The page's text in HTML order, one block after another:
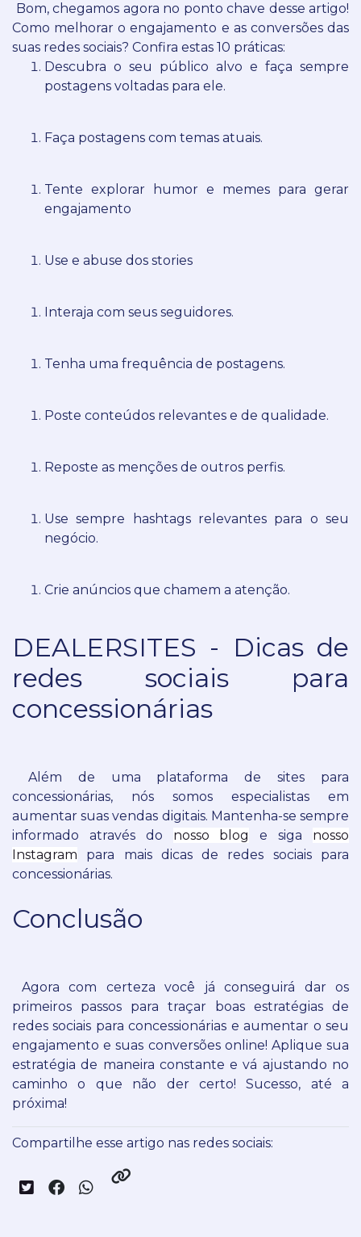
Bom, chegamos agora no ponto chave desse artigo!
Como melhorar o engajamento e as conversões das
suas redes sociais? Confira estas 10 práticas:
Descubra o seu público alvo e faça sempre
postagens voltadas para ele.
Faça postagens com temas atuais.
Tente explorar humor e memes para gerar
engajamento
Use e abuse dos stories
Interaja com seus seguidores.
Tenha uma frequência de postagens.
Poste conteúdos relevantes e de qualidade.
Reposte as menções de outros perfis.
Use sempre hashtags relevantes para o seu
negócio.
Crie anúncios que chamem a atenção.
DEALERSITES - Dicas de
redes sociais para
concessionárias
Além de uma plataforma de sites para
concessionárias, nós somos especialistas em
aumentar suas vendas digitais. Mantenha-se sempre
informado através do nosso blog e siga nosso
Instagram para mais dicas de redes sociais para
concessionárias.
Conclusão
Agora com certeza você já conseguirá dar os
primeiros passos para traçar boas estratégias de
redes sociais para concessionárias e aumentar o seu
engajamento e suas conversões online! Aplique sua
estratégia de maneira constante e vá ajustando no
caminho o que não der certo!
Sucesso, até a
próxima!
Compartilhe esse artigo nas redes sociais: